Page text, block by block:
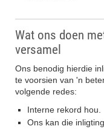
Wat ons doen
versamel
Ons benodig hierdie
te voorsien van 'n
volgende redes:
Interne rekord hou.
Ons kan die